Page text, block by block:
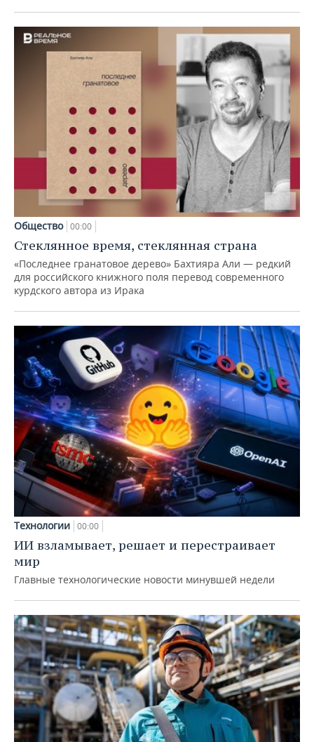
Общество 00:00
Стеклянное время, стеклянная страна
«Последнее гранатовое дерево» Бахтияра Али — редкий
для российского книжного поля перевод современного
курдского автора из Ирака
Технологии 00:00
ИИ взламывает, решает и перестраивает
мир
Главные технологические новости минувшей недели